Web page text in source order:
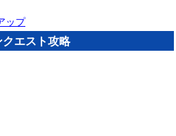
ップ
クエスト攻略